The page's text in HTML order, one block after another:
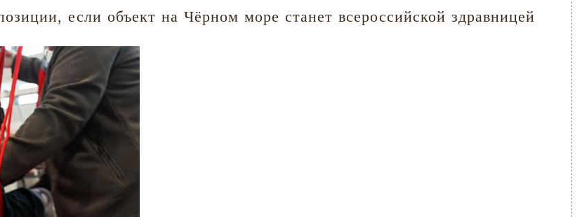
если объект на Чёрном море станет всероссийской здравницей